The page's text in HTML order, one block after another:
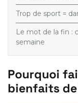
Trop de sport =
Le mot de la fin :
semaine
Pourquoi
bienfaits